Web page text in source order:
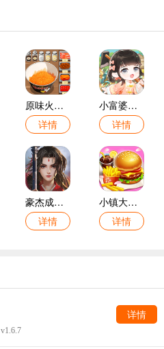
原味火鸡面手游
详情
小富婆游戏
详情
豪杰成长计划游戏
详情
小镇大厨游戏
详情
v1.6.7
详情